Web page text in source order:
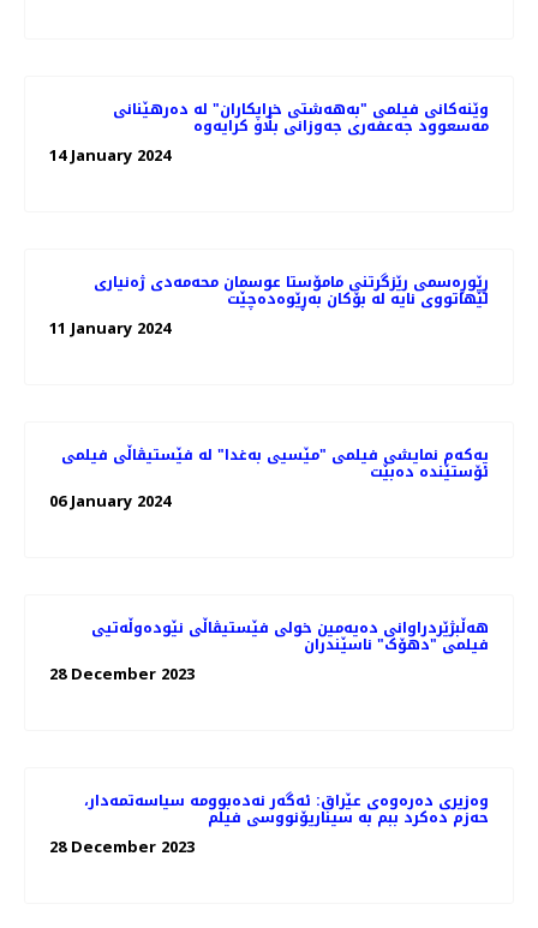
وێنەکانی فیلمی "به‌هه‌شتی خراپکاران" لە دەرهێنانی
مەسعوود جەعفەری جه‌وزانی بڵاو کرایەوە
14 January 2024
ڕێوڕه‌سمی رێزگرتنی مامۆستا عوسمان محەمەدی ژه‌نیاری
لێهاتووی نایه‌ لە بۆکان بەڕێوەدەچێت
11 January 2024
یەکەم نمایشی فیلمی "مێسیی بەغدا" لە فێستیڤاڵی فیلمی
ئۆستێندە دەبێت
06 January 2024
هه‌ڵبژێردراوانی دەیەمین خولی فێستیڤاڵی نێودەوڵەتیی
فیلمی "دهۆک" ناسێندران
28 December 2023
وەزیری دەرەوەی عێراق: ئه‌گه‌ر نه‌ده‌بوومه‌ سیاسەتمەدار،
حەزم دەکرد ببم بە سیناریۆنووسی فیلم
28 December 2023